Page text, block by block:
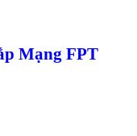
Mạng FPT